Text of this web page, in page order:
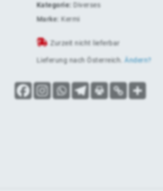
Kategorie: Diverses
Marke:Kermi
Zurzeit nicht lieferbar
Lieferung nach Österreich Ändern?